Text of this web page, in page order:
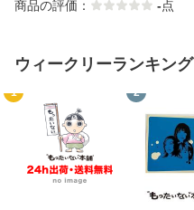
商品の評価： -点
ウィークリーランキング
1 2